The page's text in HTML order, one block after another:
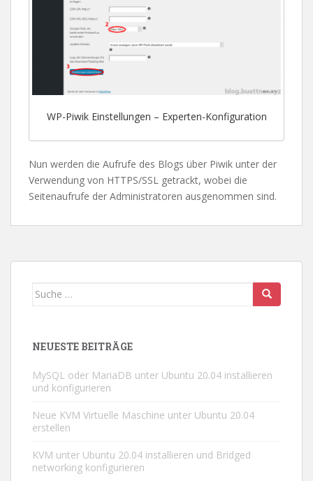
WP-Piwik Einstellungen – Experten-Konfiguration
Nun werden die Aufrufe des Blogs über Piwik unter der
Verwendung von HTTPS/SSL getrackt, wobei die
Seitenaufrufe der Administratoren ausgenommen sind.
Suche
NEUESTE BEITRÄGE
MySQL oder MariaDB unter Ubuntu 20.04 installieren
und konfigurieren
Neue KVM Virtuelle Maschine unter Ubuntu 20.04
erstellen
KVM unter Ubuntu 20.04 installieren und Bridged
networking konfigurieren